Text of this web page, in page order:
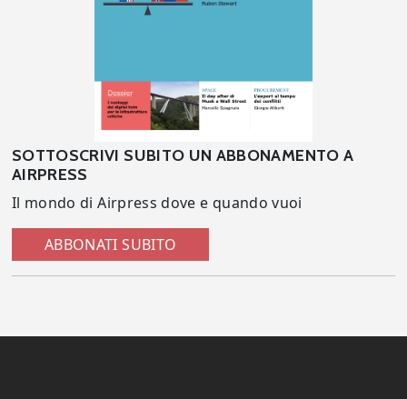
SOTTOSCRIVI SUBITO UN ABBONAMENTO A
AIRPRESS
Il mondo di Airpress dove e quando vuoi
ABBONATI SUBITO